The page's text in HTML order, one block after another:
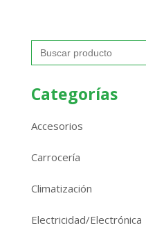
Buscar:
Categorías
Accesorios
Carrocería
Climatización
Electricidad/Electrónica